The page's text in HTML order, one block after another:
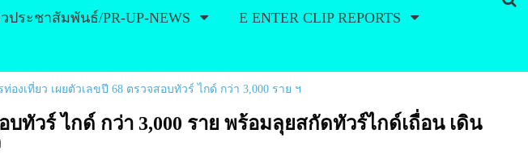
ประชาสัมพันธ์/PR-UP-NEWS E ENTER CLIP REPORTS
ท่องเที่ยว เผยตัวเลขปี 68 ตรวจสอบทัวร์ ไกด์ กว่า 3,000 ราย ฯ
บทัวร์ ไกด์ กว่า 3,000 ราย พร้อมลุยสกัดทัวร์ไกด์เถื่อน เดิน